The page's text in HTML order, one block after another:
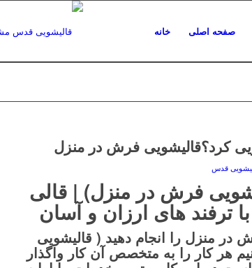
خانه صفحه اصلی
کرد؟قالیشویی فرش در منزل
قدس
فرش در منزل) | قالی
ترفند های ارزان و آسان
در منزل را انجام دهید ( قالیشویی
هر کار را به متخصص آن کار واگذار